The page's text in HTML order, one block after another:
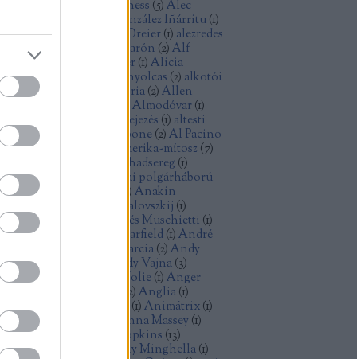
Alec Guinness (5)Alec
Alejandro González Iñárritu(1)
Desplat
Alex Dreier(1) alezredes
Alfonso Cuarón (2)Alf
) Alice Rohrwacher(1)Alicia
( Aljas nyolcas (2) alkotói
államiság allegória(2)Allen
Almodóvar(1)
alternatív befejezés (1) altesti
) Al Capone (2)Al Pacino
American Graffiti Amerika-mítosz (7)
amerikai hadsereg (1)
kisváros
amerikai polgárháború
)Anakin
Andrej Koncsalovszkij (1)
Tarkovszkij
Andrés Muschietti (1)
Davis
Andrew Garfield(1)André
Andy Garcia(2)Andy
(1)Andy Serkis Andy Vajna(3)
Vajda
Angelina Jolie (1)Anger
2)Anglia(1)
(1)Animátrix(1)
Anna Karina Anna Massey (1)
Doran
Anthony Hopkins (13)
Mann
Anthony Minghella(1)